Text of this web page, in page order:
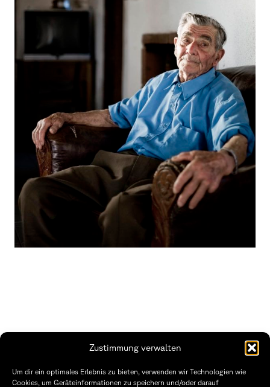
Zustimmung verwalten
Um dir ein optimales Erlebnis zu bieten, verwenden wir Technologien wie
Cookies, um Geräteinformationen zu speichern und/oder darauf
THWS | Fakultät Gestaltung Würzburg
Technische Hochschule Öffnungszeiten Dekanat